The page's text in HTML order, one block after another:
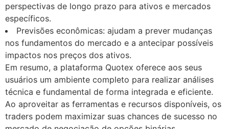
perspectivas de longo prazo para ativos e mercados
específicos.
Previsões econômicas: ajudam a prever mudanças
nos fundamentos do mercado e a antecipar possíveis
impactos nos preços dos ativos.
Em resumo, a plataforma Quotex oferece aos seus
usuários um ambiente completo para realizar análises
técnica e fundamental de forma integrada e eficiente.
Ao aproveitar as ferramentas e recursos disponíveis, os
traders podem maximizar suas chances de sucesso no